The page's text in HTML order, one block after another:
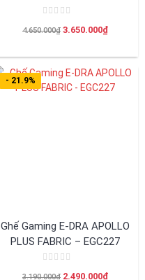
xếp
5
4.650.000₫ Giá
là:
4.650.000₫.
3.650.000₫Giá
tại
là:
- 21.9%
Ghế Gaming E-DRA APOLLO
PLUS FABRIC – EGC227
xếp
3.190.000₫ Giá
2.490.000₫Giá